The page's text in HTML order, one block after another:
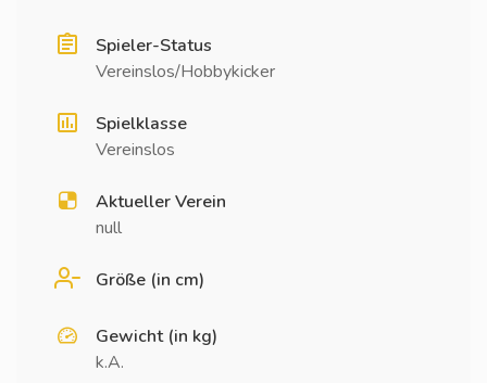
Spieler-Status
Vereinslos/Hobbykicker
Spielklasse
Vereinslos
Aktueller Verein
null
Größe (in cm)
Gewicht (in kg)
k.A.